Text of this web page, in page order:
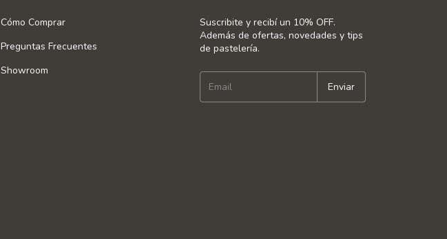
Cómo Comprar
Preguntas Frecuentes
Showroom
Suscribite y recibí un 10% OFF.
Además de ofertas, novedades y tips
de pastelería.